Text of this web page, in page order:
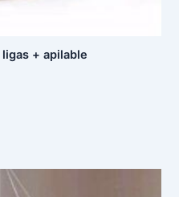
+ apilable